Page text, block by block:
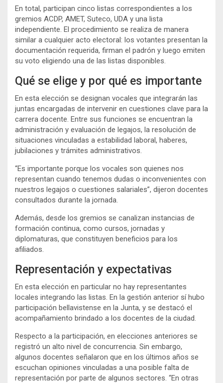
En total, participan cinco listas correspondientes a los
gremios ACDP, AMET, Suteco, UDA y una lista
independiente. El procedimiento se realiza de manera
similar a cualquier acto electoral: los votantes presentan la
documentación requerida, firman el padrón y luego emiten
su voto eligiendo una de las listas disponibles.
Qué se elige y por qué es importante
En esta elección se designan vocales que integrarán las
juntas encargadas de intervenir en cuestiones clave para la
carrera docente. Entre sus funciones se encuentran la
administración y evaluación de legajos, la resolución de
situaciones vinculadas a estabilidad laboral, haberes,
jubilaciones y trámites administrativos.
“Es importante porque los vocales son quienes nos
representan cuando tenemos dudas o inconvenientes con
nuestros legajos o cuestiones salariales”, dijeron docentes
consultados durante la jornada.
Además, desde los gremios se canalizan instancias de
formación continua, como cursos, jornadas y
diplomaturas, que constituyen beneficios para los
afiliados.
Representación y expectativas
En esta elección en particular no hay representantes
locales integrando las listas. En la gestión anterior sí hubo
participación bellavistense en la Junta, y se destacó el
acompañamiento brindado a los docentes de la ciudad.
Respecto a la participación, en elecciones anteriores se
registró un alto nivel de concurrencia. Sin embargo,
algunos docentes señalaron que en los últimos años se
escuchan opiniones vinculadas a una posible falta de
representación por parte de algunos sectores. “En otras